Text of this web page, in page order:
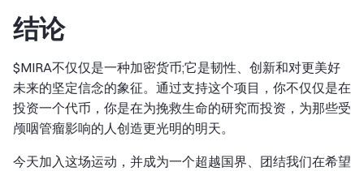
结论
$MIRA不仅仅是一种加密货币;它是韧性、创新和对更美好
未来的坚定信念的象征。通过支持这个项目，你不仅仅是在
投资一个代币，你是在为挽救生命的研究而投资，为那些受
颅咽管瘤影响的人创造更光明的明天。
今天加入这场运动，并成为一个超越国界、团结我们在希望